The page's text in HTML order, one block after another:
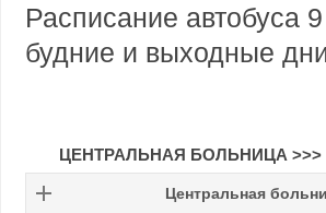
Расписание автобуса
будние и выходные
ЦЕНТРАЛЬНАЯ БОЛЬНИЦА
Центральная